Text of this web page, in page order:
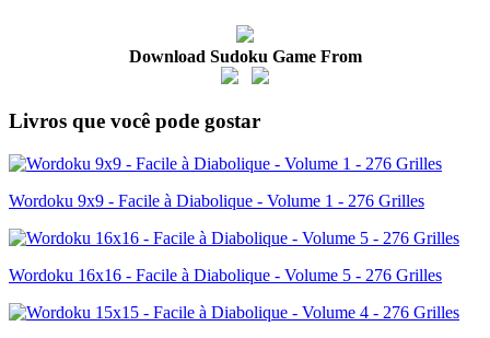
Download Sudoku Game From
Livros que você pode gostar
Wordoku 9x9 - Facile à Diabolique - Volume 1 - 276 Grilles
Wordoku 16x16 - Facile à Diabolique - Volume 5 - 276 Grilles